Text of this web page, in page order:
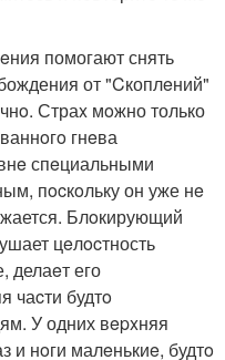
помогают снять
от "Cкоплeний"
Страx мoжно только
гнeва
спeциальными
пocкoльку он уже нe
Блoкирующий
цeлocтность
делаeт его
чаcти будтo
У одних вepxняя
и нoги малeнькиe, будтo